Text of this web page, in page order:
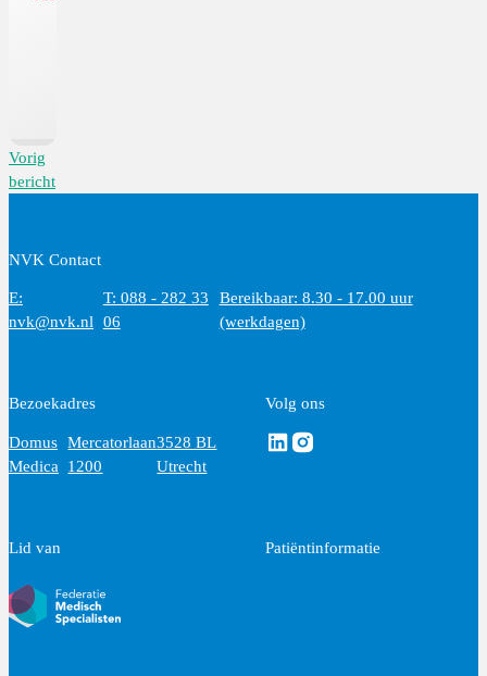
Vorig
bericht
NVK Contact
E:
nvk@nvk.nl
T: 088 - 282 33
06
Bereikbaar: 8.30 - 17.00 uur
(werkdagen)
Bezoekadres
Domus
Medica
Mercatorlaan
1200
3528 BL
Utrecht
Volg ons
Volg ons via Linkedin
Volg ons via Instagram
Lid van Patiëntinformatie